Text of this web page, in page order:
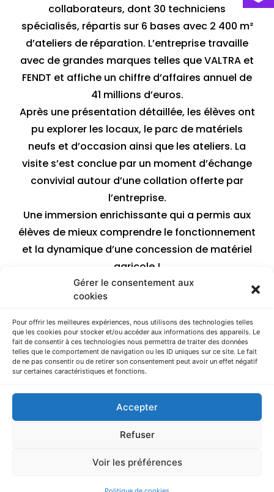
Gérer le consentement aux
cookies
Pour offrir les meilleures expériences, nous utilisons des technologies telles
que les cookies pour stocker et/ou accéder aux informations des appareils. Le
fait de consentir à ces technologies nous permettra de traiter des données
telles que le comportement de navigation ou les ID uniques sur ce site. Le fait
de ne pas consentir ou de retirer son consentement peut avoir un effet négatif
sur certaines caractéristiques et fonctions.
Accepter
Refuser
Voir les préférences
collaborateurs, dont 30 techniciens
spécialisés, répartis sur 6 bases avec 2 400 m²
d’ateliers de réparation. L’entreprise travaille
avec de grandes marques telles que VALTRA et
FENDT et affiche un chiffre d’affaires annuel de
41 millions d’euros.
Après une présentation détaillée, les élèves ont
pu explorer les locaux, le parc de matériels
neufs et d’occasion ainsi que les ateliers. La
visite s’est conclue par un moment d’échange
convivial autour d’une collation offerte par
l’entreprise.
Une immersion enrichissante qui a permis aux
élèves de mieux comprendre le fonctionnement
et la dynamique d’une concession de matériel
agricole !
Article précédent Article suivant
AGRICAMPUS LA ROQUE – Route d’Espalion – CS 73355 ONET LE
CHATEAU – 12033 RODEZ cedex 9 – Tèl. : 05 65 77 75 00
Copyright © 2025 EPLEFPA Rodez La Roque. Tous droits réservés.
conditions d’utilisation.